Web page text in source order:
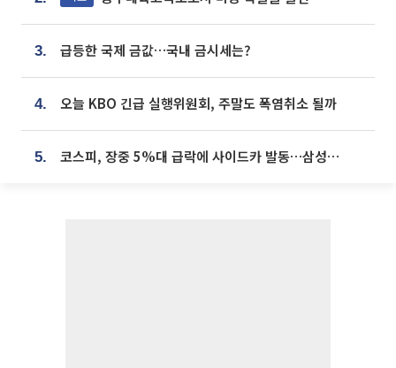
3. 급등한 국제 금값…국내 금시세는?
4. 오늘 KBO 긴급 실행위원회, 주말도 폭염취소 될까
5. 코스피, 장중 5%대 급락에 사이드카 발동…삼성·SK 동반 폭락